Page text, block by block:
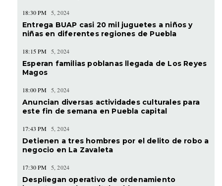
18:30 PM 5, 2024
Entrega BUAP casi 20 mil juguetes a niños y
niñas en diferentes regiones de Puebla
18:15 PM 5, 2024
Esperan familias poblanas llegada de Los Reyes
Magos
18:00 PM 5, 2024
Anuncian diversas actividades culturales para
este fin de semana en Puebla capital
17:43 PM 5, 2024
Detienen a tres hombres por el delito de robo a
negocio en La Zavaleta
17:30 PM 5, 2024
Despliegan operativo de ordenamiento